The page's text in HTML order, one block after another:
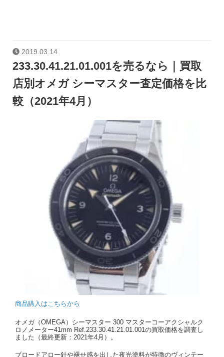
2019.03.14
233.30.41.21.01.001を売るなら｜買取
店別オメガ シーマスター査定価格を比
較（2021年4月）
商品購入はこちらから
オメガ（OMEGA）シーマスター 300 マスターコーアクシャルク
ロノメーター41mm Ref.233.30.41.21.01.001の買取価格を調査し
ました（最終更新：2021年4月）。
ブロードアロー針や褪せ感を出した夜光塗料が特徴のヴィンテー